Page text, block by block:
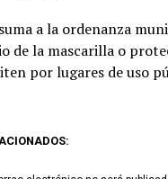
a la ordenanza
de la mascarilla o
por lugares de uso